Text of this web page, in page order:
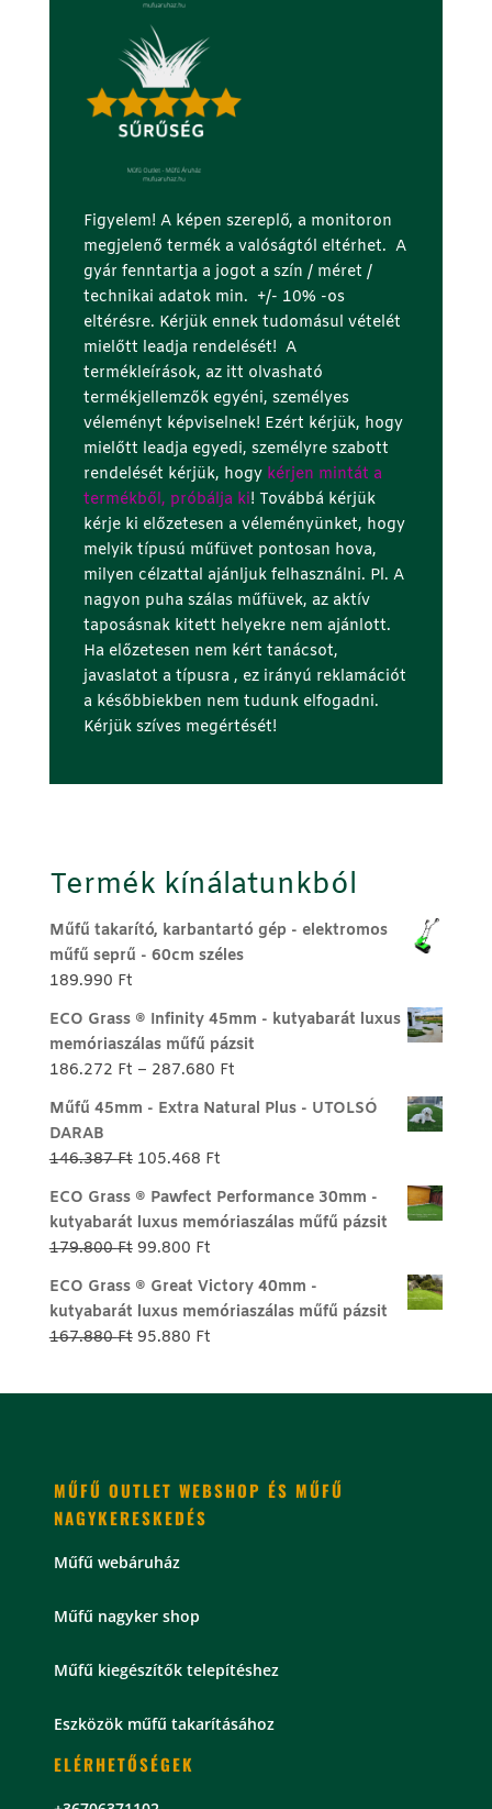
Figyelem! A képen szereplő, a monitoron
megjelenő termék a valóságtól eltérhet. A
gyár fenntartja a jogot a szín / méret /
technikai adatok min. +/- 10% -os
eltérésre. Kérjük ennek tudomásul vételét
mielőtt leadja rendelését! A
termékleírások, az itt olvasható
termékjellemzők egyéni, személyes
véleményt képviselnek! Ezért kérjük, hogy
mielőtt leadja egyedi, személyre szabott
rendelését kérjük, hogy kérjen mintát a
termékből, próbálja ki! Továbbá kérjük
kérje ki előzetesen a véleményünket, hogy
melyik típusú műfüvet pontosan hova,
milyen célzattal ajánljuk felhasználni. Pl. A
nagyon puha szálas műfüvek, az aktív
taposásnak kitett helyekre nem ajánlott.
Ha előzetesen nem kért tanácsot,
javaslatot a típusra , ez irányú reklamációt
a későbbiekben nem tudunk elfogadni.
Kérjük szíves megértését!
Termék kínálatunkból
Műfű takarító, karbantartó gép - elektromos
műfű seprű - 60cm széles
189.990 Ft
ECO Grass ® Infinity 45mm - kutyabarát luxus
memóriaszálas műfű pázsit
186.272 Ft – 287.680 FtÁrtartomány:
-
Műfű 45mm - Extra Natural Plus - UTOLSÓ
DARAB
146.387Ft Original
was:
146.387 Ft.
105.468 FtCurrent
is:
105.468 Ft.
ECO Grass ® Pawfect Performance 30mm -
kutyabarát luxus memóriaszálas műfű pázsit
179.800Ft Original
was:
179.800 Ft.
99.800 FtCurrent
is:
99.800 Ft.
ECO Grass ® Great Victory 40mm -
kutyabarát luxus memóriaszálas műfű pázsit
167.880Ft Original
95.880 FtCurrent
MŰFŰ OUTLET WEBSHOP ÉS MŰFŰ
NAGYKERESKEDÉS
Műfű webáruház
Műfű nagyker shop
Műfű kiegészítők telepítéshez
Eszközök műfű takarításához
ELÉRHETŐSÉGEK